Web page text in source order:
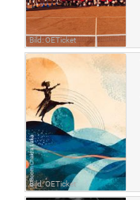
Bild: OETicket
Bild: OETicket